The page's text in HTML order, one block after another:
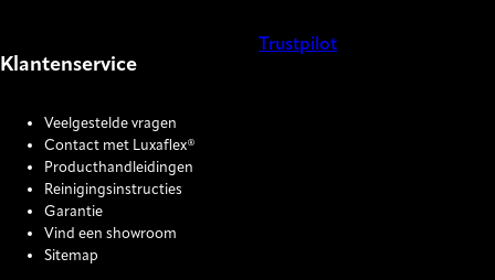
Klantenservice
Veelgestelde vragen
Contact met Luxaflex®
Producthandleidingen
Reinigingsinstructies
Garantie
Vind een showroom
Sitemap
Trustpilot